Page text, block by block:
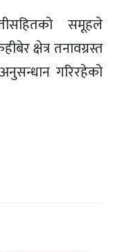
समूहले
क्षेत्र तनावग्रस्त
गरिरहेको